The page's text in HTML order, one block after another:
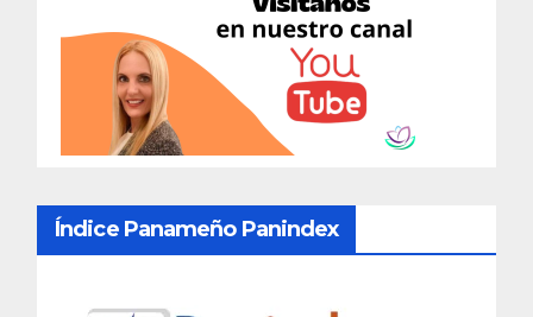
Índice Panameño Panindex